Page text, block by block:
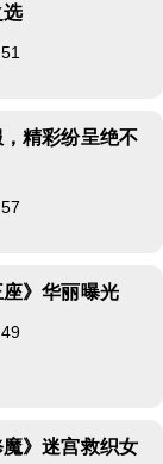
，精彩纷呈绝不
》华丽曝光
》迷宫救织女